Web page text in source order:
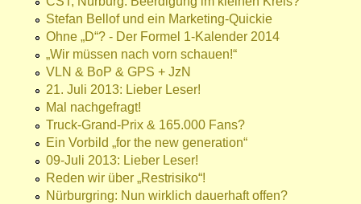
Stefan Bellof und ein Marketing-Quickie
Ohne „D“? - Der Formel 1-Kalender 2014
„Wir müssen nach vorn schauen!“
VLN & BoP & GPS + JzN
21. Juli 2013: Lieber Leser!
Mal nachgefragt!
Truck-Grand-Prix & 165.000 Fans?
Ein Vorbild „for the new generation“
09-Juli 2013: Lieber Leser!
Reden wir über „Restrisiko“!
Nürburgring: Nun wirklich dauerhaft offen?